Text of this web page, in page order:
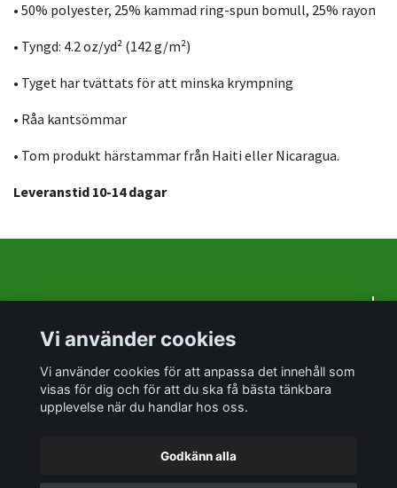
• 50% polyester, 25% kammad ring-spun bomull, 25% rayon
• Tyngd: 4.2 oz/yd² (142 g/m²)
• Tyget har tvättats för att minska krympning
• Råa kantsömmar
• Tom produkt härstammar från Haiti eller Nicaragua.
Leveranstid 10-14 dagar
Om oss
Sociala medier
Vi använder cookies
Vi använder cookies för att anpassa det innehåll som
visas för dig och för att du ska få bästa tänkbara
upplevelse när du handlar hos oss.
Godkänn alla